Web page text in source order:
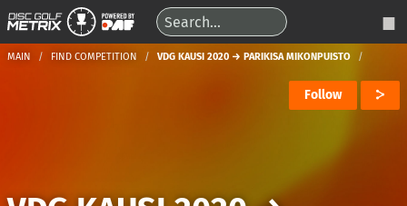
MAIN FIND COMPETITION VDG KAUSI 2020 → PARIKISA MIKONPUISTO
Follow